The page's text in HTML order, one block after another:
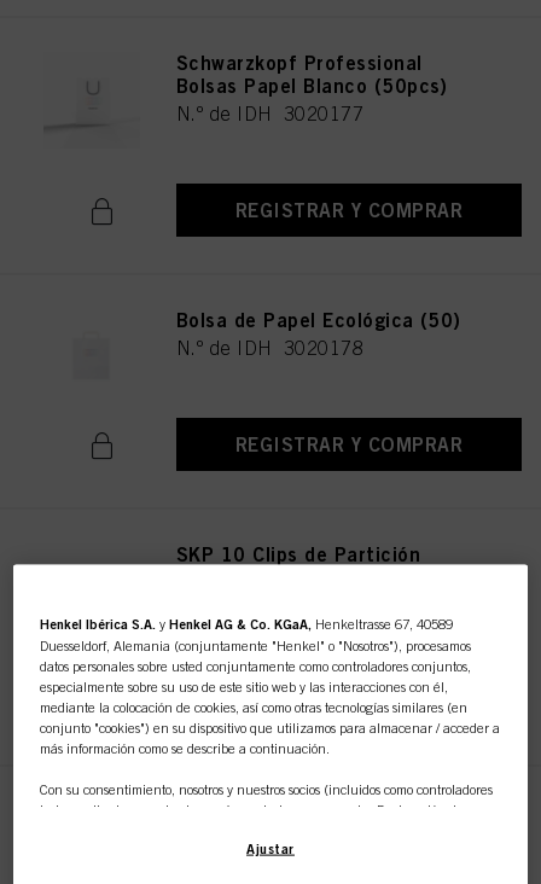
Schwarzkopf Professional
Bolsas Papel Blanco (50pcs)
N.º de IDH 3020177
REGISTRAR Y COMPRAR
Bolsa de Papel Ecológica (50)
N.º de IDH 3020178
REGISTRAR Y COMPRAR
SKP 10 Clips de Partición
REGISTRAR Y COMPRAR
SKP 10 Clips de Sujeción
N.º de IDH 3017813
Henkel Ibérica S.A. yHenkel AG & Co. KGaA, Henkeltrasse 67, 40589
Duesseldorf, Alemania (conjuntamente "Henkel" o "Nosotros"), procesamos
datos personales sobre usted conjuntamente como controladores conjuntos,
especialmente sobre su uso de este sitio web y las interacciones con él,
mediante la colocación de cookies, así como otras tecnologías similares (en
conjunto "cookies") en su dispositivo que utilizamos para almacenar / acceder a
más información como se describe a continuación.
Con su consentimiento, nosotros y nuestros socios (incluidos como controladores
independientes
conjuntos
según se designa en nuestra Declaración de
huellas dactilares y tecnologías similares") también utilizaremos cookies y
Ajustar